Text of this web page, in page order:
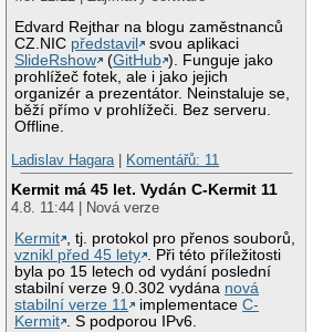
Edvard Rejthar na blogu zaměstnanců
CZ.NIC představil
svou aplikaci
SlideRshow
(GitHub ). Funguje jako
prohlížeč fotek, ale i jako jejich
organizér a prezentátor. Neinstaluje se,
běží přímo v prohlížeči. Bez serveru.
Offline.
Ladislav Hagara| Komentářů: 11
Kermit má 45 let. Vydán C-Kermit 11
4.8. 11:44 | Nová verze
Kermit , tj. protokol pro přenos souborů,
vznikl před 45 lety . Při této příležitosti
byla po 15 letech od vydání poslední
stabilní verze 9.0.302 vydána nová
stabilní verze 11
implementaceC-
Kermit . S podporou IPv6.